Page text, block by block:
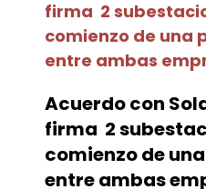
Acuerdo con
firma 2
comienzo de
entre ambas